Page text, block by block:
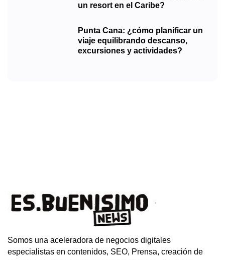
un resort en el Caribe?
Punta Cana: ¿cómo planificar un
viaje equilibrando descanso,
excursiones y actividades?
Somos una aceleradora de negocios digitales
especialistas en contenidos, SEO, Prensa, creación de